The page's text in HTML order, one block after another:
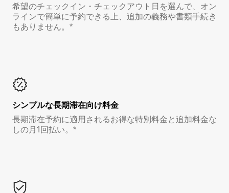
希望のチェックイン・チェックアウト日を選んで、オン
ラインで簡単に予約できる上、追加の義務や書類手続き
もありません。*
シンプルな長期滞在向け料金
長期滞在予約に適用されるお得な特別料金と追加料金な
しの月1回払い。*